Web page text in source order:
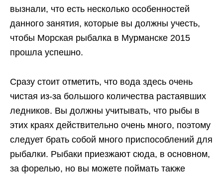
вызнали, что есть несколько особенностей
данного занятия, которые вы должны учесть,
чтобы Морская рыбалка в Мурманске 2015
прошла успешно.
Сразу стоит отметить, что вода здесь очень
чистая из-за большого количества растаявших
ледников. Вы должны учитывать, что рыбы в
этих краях действительно очень много, поэтому
следует брать собой много приспособлений для
рыбалки. Рыбаки приезжают сюда, в основном,
за форелью, но вы можете поймать также